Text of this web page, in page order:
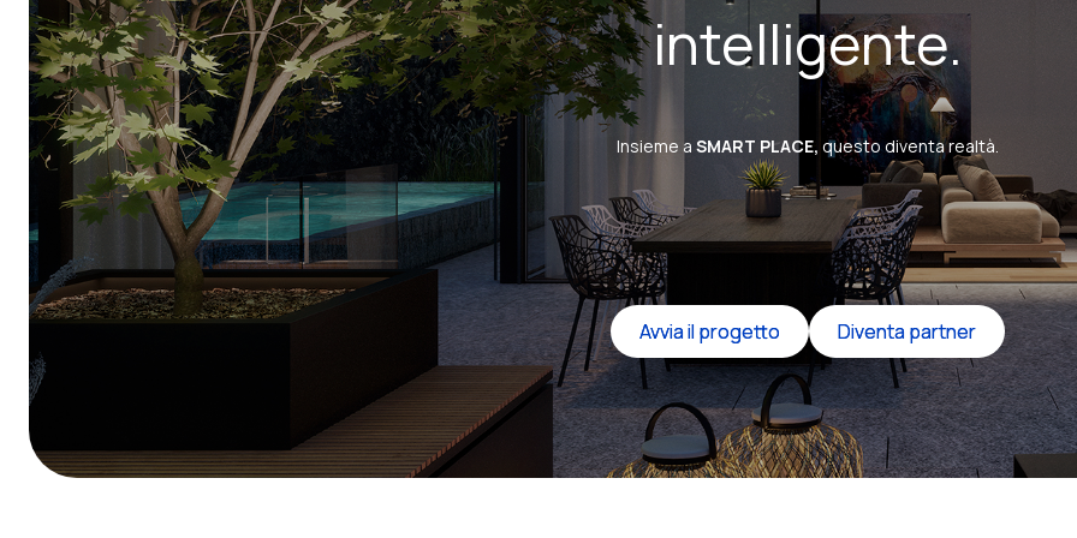
intelligente.
Insieme a SMART PLACE, questo diventa realtà.
Avvia il progetto
Avvia il progetto Diventa partner
Diventa partner